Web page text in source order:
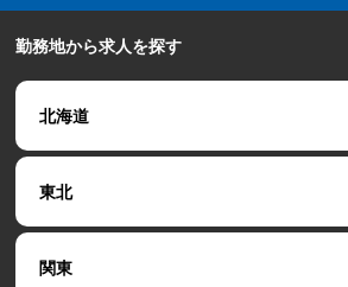
勤務地から求人を探す
北海道
東北
関東